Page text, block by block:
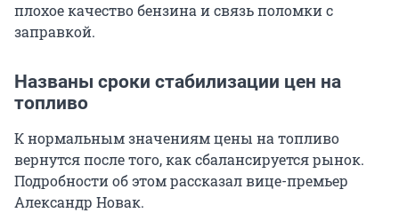
плохое качество бензина и связь поломки с
заправкой.
Названы сроки стабилизации цен на
топливо
К нормальным значениям цены на топливо
вернутся после того, как сбалансируется рынок.
Подробности об этом рассказал вице-премьер
Александр Новак.